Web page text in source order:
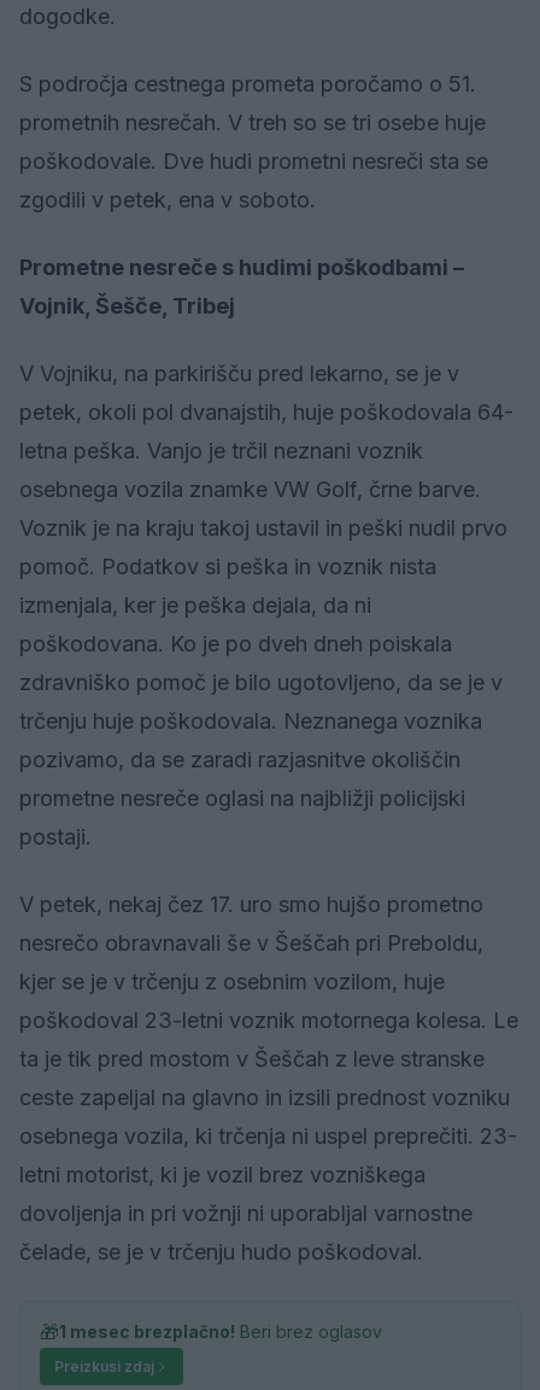
dogodke.
S področja cestnega prometa poročamo o 51.
prometnih nesrečah. V treh so se tri osebe huje
poškodovale. Dve hudi prometni nesreči sta se
zgodili v petek, ena v soboto.
Prometne nesreče s hudimi poškodbami –
Vojnik, Šešče, Tribej
V Vojniku, na parkirišču pred lekarno, se je v
petek, okoli pol dvanajstih, huje poškodovala 64-
letna peška. Vanjo je trčil neznani voznik
osebnega vozila znamke VW Golf, črne barve.
Voznik je na kraju takoj ustavil in peški nudil prvo
pomoč. Podatkov si peška in voznik nista
izmenjala, ker je peška dejala, da ni
poškodovana. Ko je po dveh dneh poiskala
zdravniško pomoč je bilo ugotovljeno, da se je v
trčenju huje poškodovala. Neznanega voznika
pozivamo, da se zaradi razjasnitve okoliščin
prometne nesreče oglasi na najbližji policijski
postaji.
V petek, nekaj čez 17. uro smo hujšo prometno
nesrečo obravnavali še v Šeščah pri Preboldu,
kjer se je v trčenju z osebnim vozilom, huje
poškodoval 23-letni voznik motornega kolesa. Le
ta je tik pred mostom v Šeščah z leve stranske
ceste zapeljal na glavno in izsili prednost vozniku
osebnega vozila, ki trčenja ni uspel preprečiti. 23-
letni motorist, ki je vozil brez vozniškega
dovoljenja in pri vožnji ni uporabljal varnostne
čelade, se je v trčenju hudo poškodoval.
🎁1 mesec brezplačno! Beri brez oglasov
Preizkusi zdaj